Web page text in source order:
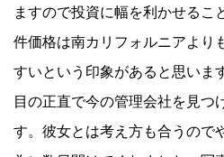
ますので投資に幅を利かせるこ
件価格は南カリフォルニアより
すいという印象があると思いま
目の正直で今の管理会社を見つ
す。彼女とは考え方も合うので